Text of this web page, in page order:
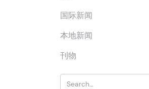
国际新闻
本地新闻
刊物